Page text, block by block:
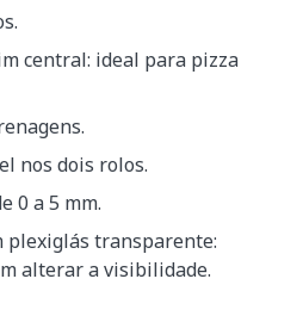
central: ideal para pizza
​​nos dois rolos.
0 a 5 mm.
plexiglás transparente:
alterar a visibilidade.